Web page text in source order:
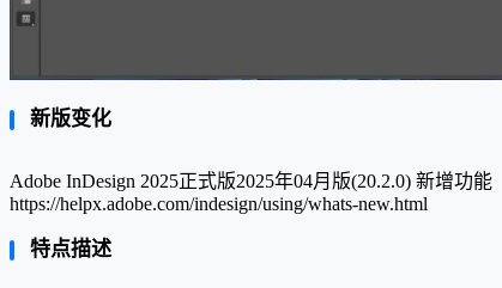
新版变化
Adobe InDesign 2025正式版2025年04月版(20.2.0) 新增功能
https://helpx.adobe.com/indesign/using/whats-new.html
特点描述